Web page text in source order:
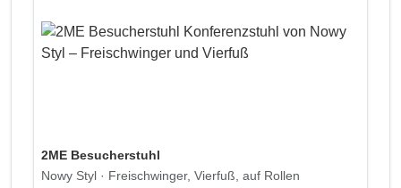
2ME Besucherstuhl
Nowy Styl · Freischwinger, Vierfuß, auf Rollen